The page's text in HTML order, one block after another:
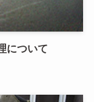
について